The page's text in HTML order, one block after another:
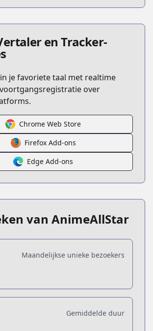
en Tracker-
je favoriete taal met realtime
over
Chrome Web Store
Firefox Add-ons
Edge Add-ons
van AnimeAllStar
Maandelijkse unieke bezoekers
Gemiddelde duur